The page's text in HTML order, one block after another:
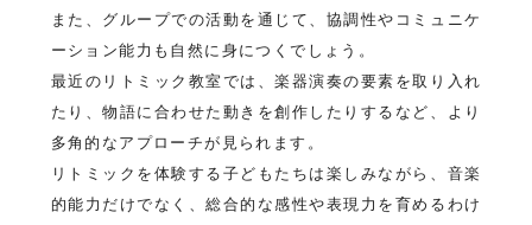
また、グループでの活動を通じて、協調性やコミュニケ
ーション能力も自然に身につくでしょう。
最近のリトミック教室では、楽器演奏の要素を取り入れ
たり、物語に合わせた動きを創作したりするなど、より
多角的なアプローチが見られます。
リトミックを体験する子どもたちは楽しみながら、音楽
的能力だけでなく、総合的な感性や表現力を育めるわけ